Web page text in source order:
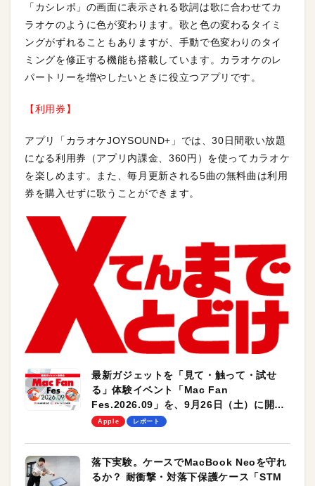
「カシレボ」の画面に表示される歌詞は歌に合わせてカ
ラオケのように色が変わります。歌と色の変わるタイミ
ングがずれることもありますが、手動で色変わりのタイ
ミングを修正する機能も搭載しています。カラオケのレ
パートリーを増やしたいときに役立つアプリです。
【利用券】
アプリ「カラオケJOYSOUND+」では、30日間歌い放題
になる利用券（アプリ内課金、360円）を使ってカラオケ
を楽しめます。また、毎月更新される5曲の無料曲は利用
券を購入せずに歌うことができます。
最新ガジェットを「見て・触って・試せ
る」体験イベント「Mac Fan
Fes.2026.09」を、9月26日（土）に開催
します！
Apple レポート
落下実験。ケースでMacBook Neoを守れ
るか？ 耐衝撃・対落下保護ケース「STM